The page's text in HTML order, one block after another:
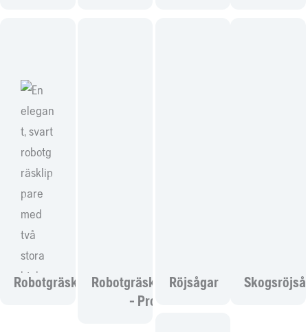
RobotgräsklippareRobotgräsklippare
- Pro
Röjsågar